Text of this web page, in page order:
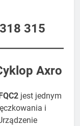
315
Axro
jest jednym
i